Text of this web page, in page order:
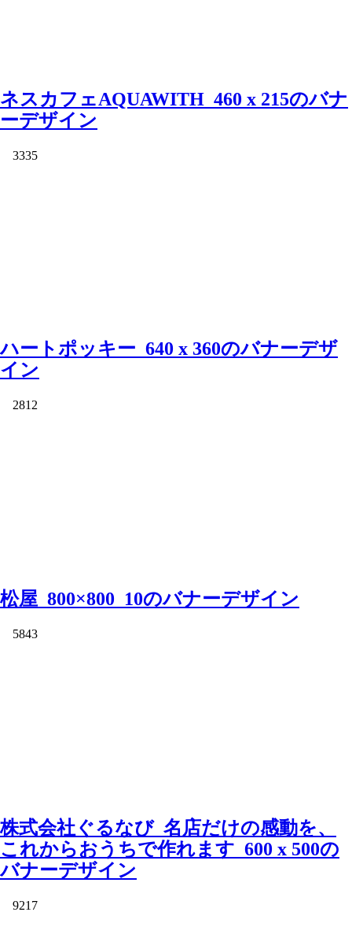
ネスカフェAQUAWITH_460 x 215のバナ
ーデザイン
3335
ハートポッキー_640 x 360のバナーデザ
イン
2812
松屋_800×800_10のバナーデザイン
5843
株式会社ぐるなび_名店だけの感動を、
これからおうちで作れます_600 x 500の
バナーデザイン
9217